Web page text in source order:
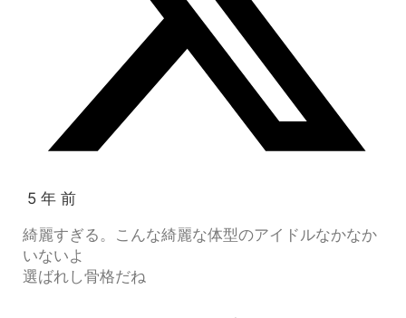
5 年 前
綺麗すぎる。こんな綺麗な体型のアイドルなかなか
いないよ
選ばれし骨格だね